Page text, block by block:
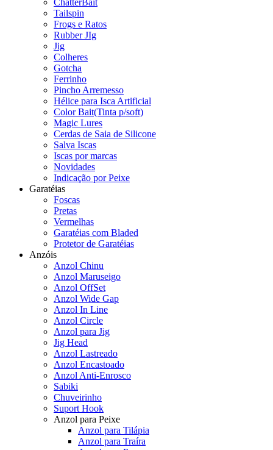
ChatterBait
Tailspin
Frogs e Ratos
Rubber JIg
Jig
Colheres
Gotcha
Ferrinho
Pincho Arremesso
Hélice para Isca Artificial
Color Bait(Tinta p/soft)
Magic Lures
Cerdas de Saia de Silicone
Salva Iscas
Iscas por marcas
Novidades
Indicação por Peixe
Garatéias
Foscas
Pretas
Vermelhas
Garatéias com Bladed
Protetor de Garatéias
Anzóis
Anzol Chinu
Anzol Maruseigo
Anzol OffSet
Anzol Wide Gap
Anzol In Line
Anzol Circle
Anzol para Jig
Jig Head
Anzol Lastreado
Anzol Encastoado
Anzol Anti-Enrosco
Sabiki
Chuveirinho
Suport Hook
Anzol para Peixe
Anzol para Tilápia
Anzol para Traíra